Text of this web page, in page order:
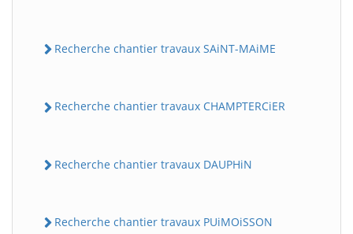
Recherche chantier travaux SAiNT-MAiME
Recherche chantier travaux CHAMPTERCiER
Recherche chantier travaux DAUPHiN
Recherche chantier travaux PUiMOiSSON